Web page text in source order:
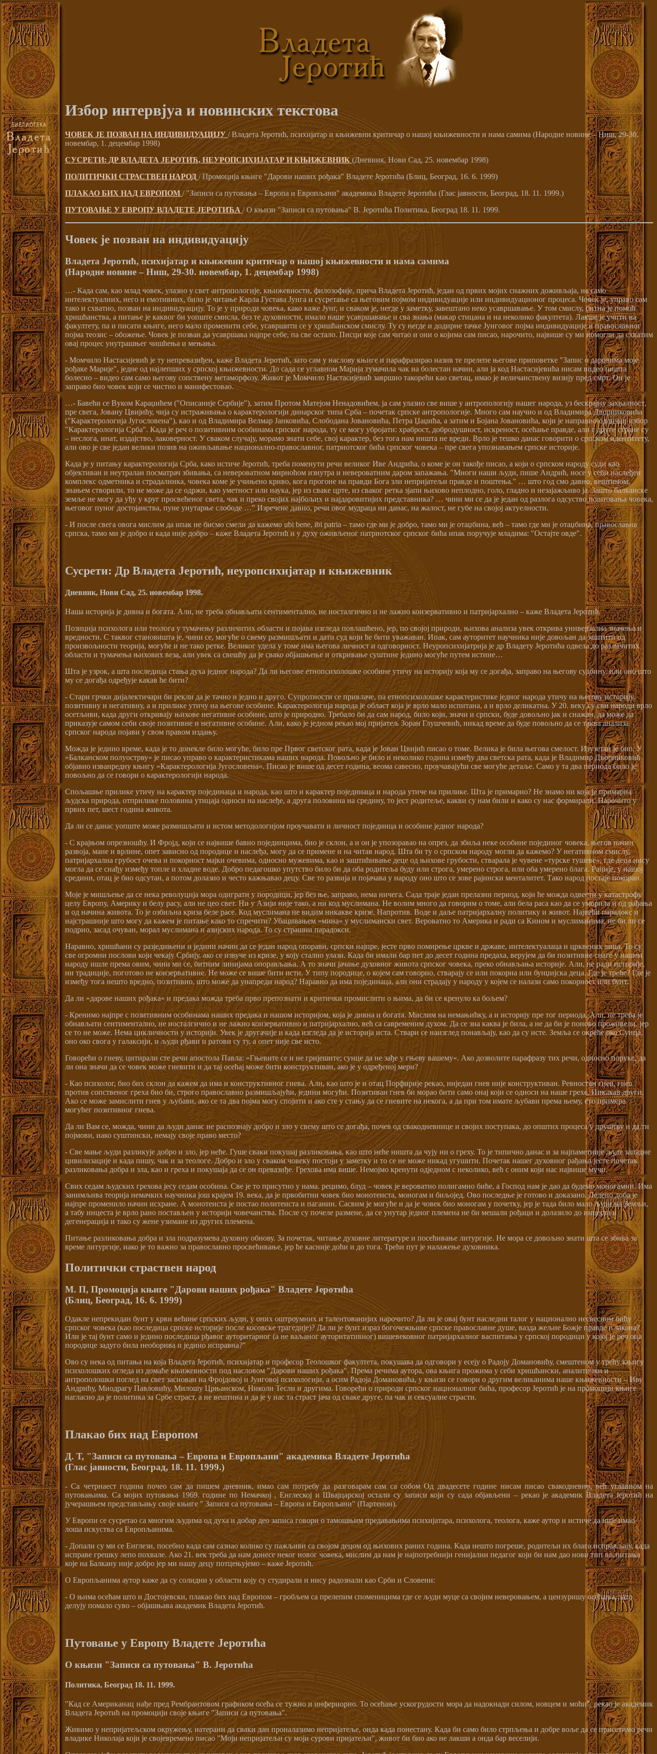
Избор интервјуа и новинских текстова
ЧОВЕК ЈЕ ПОЗВАН НА ИНДИВИДУАЦИЈУ / Владета Јеротић, психијатар и књижевни критичар о нашој књижевности и нама самима (Народне новине – Ниш, 29-30.
новембар, 1. децембар 1998)
СУСРЕТИ: ДР ВЛАДЕТА ЈЕРОТИЋ, НЕУРОПСИХИЈАТАР И КЊИЖЕВНИК (Дневник, Нови Сад, 25. новембар 1998)
ПОЛИТИЧКИ СТРАСТВЕН НАРОД / Промоција књиге "Дарови наших рођака" Владете Јеротића (Блиц, Београд, 16. 6. 1999)
ПЛАКАО БИХ НАД ЕВРОПОМ / "Записи са путовања – Европа и Европљани" академика Владете Јеротића (Глас јавности, Београд, 18. 11. 1999.)
ПУТОВАЊЕ У ЕВРОПУ ВЛАДЕТЕ ЈЕРОТИЋА / О књизи "Записи са путовања" В. Јеротића Политика, Београд 18. 11. 1999.
Човек је позван на индивидуацију
Владета Јеротић, психијатар и књижевни критичар о нашој књижевности и нама самима
(Народне новине – Ниш, 29-30. новембар, 1. децембар 1998)
…- Када сам, као млад човек, улазио у свет антропологије, књижевности, филозофије, прича Владета Јеротић, један од првих мојих снажних доживљаја, не само
интелектуалних, него и емотивних, било је читање Карла Густава Јунга и сусретање са његовим појмом индивидуације или индивидуационог процеса. Човек је, управо сам
тако и схватио, позван на индивидуацију. То је у природи човека, како каже Јунг, и сваком је, негде у заметку, завештано неко усавршавање. У том смислу, битна је помоћ
хришћанства, а питање је каквог би уопште смисла, без те духовности, имало наше усавршавање и сва знања (макар стицана и на неколико факултета). Лакше је учити на
факултету, па и писати књиге, него мало променити себе, усавршити се у хришћанском смислу. Ту су негде и додирне тачке Јунговог појма индивидуације и православног
појма теозис – обожење. Човек је позван да усавршава најпре себе, па све остало. Писци које сам читао и они о којима сам писао, нарочито, највише су ми помогли да схватим
овај процес унутрашњег чишћења и мењања.
- Момчило Настасијевић је ту непревазиђен, каже Владета Јеротић, зато сам у наслову књиге и парафразирао назив те прелепе његове приповетке "Запис о даровима моје
рођаке Марије", једне од најлепших у српској књижевности. До сада се углавном Марија тумачила чак на болестан начин, али ја код Настасијевића нисам видео ништа
болесно – видео сам само његову сопствену метаморфозу. Живот је Момчило Настасијевић завршио такорећи као светац, имао је величанствену визију пред смрт. Он је
заправо био човек који се чистио и манифестовао.
…- Бавећи се Вуком Караџићем ("Описаније Сербије"), затим Протом Матејом Ненадовићем, ја сам улазио све више у антропологију нашег народа, уз бескрајну захвалност,
пре свега, Јовану Цвијићу, чија су истраживања о карактерологији динарског типа Срба – почетак српске антропологије. Много сам научио и од Владимира Дворниковића
("Карактерологија Југословена"), као и од Владимира Велмар Јанковића, Слободана Јовановића, Петра Џаџића, а затим и Бојана Јовановића, који је направио одличан избор
"Карактерологија Срба". Када је реч о позитивним особинама српског народа, ту се могу убројати: храброст, добродушност, искреност, осећање правде, али с друге стране су
– неслога, инат, издајство, лаковерност. У сваком случају, морамо знати себе, свој карактер, без тога нам ништа не вреди. Врло је тешко данас говорити о српском идентитету,
али ово је све један велики позив на оживљавање национално-православног, патриотског бића српског човека – пре свега упознавањем српске историје.
Када је у питању карактерологија Срба, како истиче Јеротић, треба поменути речи великог Иве Андрића, о коме је он такође писао, а који о српском народу суди као
објективан и неутралан посматрач збивања, са невероватном мирноћом изнутра и невероватним даром запажања. "Многи наши људи, пише Андрић, носе у себи наслеђен
комплекс одметника и страдалника, човека коме је учињено криво, кога прогоне на правди Бога зли непријатељи правде и поштења." … што год смо давно, вештином,
знањем створили, то не може да се одржи, као уметност или наука, јер из сваке црте, из сваког ретка зјапи њихово неплодно, голо, гладно и незајажљиво ја. Зашто балканске
земље не могу да уђу у круг просвећеног света, чак и преко својих најбољих и најдаровитијих представника? … чини ми се да је један од разлога одсуство поштовања човека,
његовог пуног достојанства, пуне унутарње слободе …" Изречене давно, речи овог мудраца ни данас, на жалост, не губе на својој актуелности.
- И после свега овога мислим да ипак не бисмо смели да кажемо ubi bene, ibi patria – тамо где ми је добро, тамо ми је отаџбина, већ – тамо где ми је отаџбина, православна
српска, тамо ми је добро и када није добро – каже Владета Јеротић и у духу оживљеног патриотског српског бића ипак поручује младима: "Остајте овде".
Сусрети: Др Владета Јеротић, неуропсихијатар и књижевник
Дневник, Нови Сад, 25. новембар 1998.
Наша историја је дивна и богата. Али, не треба обнављати сентиментално, не носталгично и не лажно конзервативно и патријархално – каже Владета Јеротић.
Позиција психолога или теолога у тумачењу различитих области и појава изгледа повлашћено, јер, по својој природи, њихова анализа увек открива универзална значења и
вредности. С таквог становишта је, чини се, могуће о свему размишљати и дати суд који ће бити уважаван. Ипак, сам ауторитет научника није довољан да заштити од
произвољности теорија, могуће и не тако ретке. Великог удела у томе има његова личност и одговорност. Неуропсихијатрија је др Владету Јеротића одвела до различитих
области и тумачења њихових веза, али увек са свешћу да је свако објашњење и откривање суштине једино могуће путем истине…
Шта је узрок, а шта последица стања духа једног народа? Да ли његове етнопсихолошке особине утичу на историју која му се догађа, заправо на његову судбину, или оно што
му се догађа одређује какав ће бити?
- Стари грчки дијалектичари би рекли да је тачно и једно и друго. Супротности се привлаче, па етнопсихолошке карактеристике једног народа утичу на његову историју,
позитивну и негативну, а и прилике утичу на његове особине. Карактерологија народа је област која је врло мало испитана, а и врло деликатна. У 20. веку су сви народи врло
осетљиви, када други откривају њихове негативне особине, што је природно. Требало би да сам народ, било који, значи и српски, буде довољно јак и снажан, да може да
приказује самом себи своје позитивне и негативне особине. Али, како је једном рекао мој пријатељ Зоран Глушчевић, никад време да буде повољно да се таква анализа
српског народа појави у свом правом издању.
Можда је једино време, када је то донекле било могуће, било пре Првог светског рата, када је Јован Цвијић писао о томе. Велика је била његова смелост. Изузетан је био. У
»Балканском полуострву« је писао управо о карактеристикама наших народа. Повољно је било и неколико година између два светска рата, када је Владимир Дворниковић
објавио изванредну књигу »Карактерологија Југословена«. Писао је више од десет година, веома савесно, проучавајући све могуће детаље. Само у та два периода било је
повољно да се говори о карактерологији народа.
Спољашње прилике утичу на карактер појединаца и народа, као што и карактер појединаца и народа утиче на прилике. Шта је примарно? Не знамо ни која је примарна
људска природа, отприлике половина утицаја односи на наслеђе, а друга половина на средину, то јест родитеље, какви су нам били и како су нас формирали. Нарочито у
првих пет, шест година живота.
Да ли се данас уопште може размишљати и истом методологијом проучавати и личност појединца и особине једног народа?
- С крајњом опрезношћу. И Фројд, који се највише бавио појединцима, био је склон, а и он је упозоравао на опрез, да збиља неке особине појединог човека, његов начин
развоја, мане и врлине, опет зависно од породице и наслеђа, могу да се примене и на читав народ. Шта би ту о српском народу могли да кажемо? У негативном смислу,
патријархална грубост очева и покорност мајки очевима, односно мужевима, као и заштићивање деце од њихове грубости, стварала је чувене »турске тушеве«, где деца нису
могла да се снађу између топле и хладне воде. Добро педагошко упутство било би да оба родитеља буду или строга, умерено строга, или оба умерено блага. Раније, у нашој
средини, отац је био одсутан, а потом долазио и често кажњавао децу. Све то развија и појачава у народу оно што се зове рајински менталитет. Тако народ постаје покоран.
Моје је мишљење да се нека револуција мора одиграти у породици, јер без ње, заправо, нема ничега. Сада траје један прелазни период, који ће можда одвести у катастрофу
целу Европу, Америку и белу расу, али не цео свет. Ни у Азији није тако, а ни код муслимана. Не волим много да говорим о томе, али бела раса као да се уморила и од рађања
и од начина живота. То је озбиљна криза беле расе. Код муслимана не видим никакве кризе. Напротив. Воде и даље патријархалну политику и живот. Највећи парадокс и
најстрашније што могу да кажем је питање како то спречити? Убацивањем »мина« у муслимански свет. Вероватно то Америка и ради са Кином и муслиманима, не би ли се
подрио, засад очуван, морал муслимана и азијских народа. То су страшни парадокси.
Наравно, хришћани су разједињени и једини начин да се један народ опорави, српски најпре, јесте прво помирење цркве и државе, интелектуалаца и црквених лица. То су
све огромни послови који чекају Србију, ако се извуче из кризе, у коју стално улази. Када би имали бар пет до десет година предаха, верујем да би позитивне снаге у нашем
народу ишле према овим, чини ми се, битним линијама опорављања. А то значи јачање духовног живота српског човека, преко обнављања историје. Али, не ради историје,
ни традиције, поготово не конзервативне. Не може се више бити исти. У типу породице, о којем сам говорио, стварају се или покорна или бунџијска деца. Где је треће? Где је
између тога нешто вредно, позитивно, што може да унапреди народ? Наравно да има појединаца, али они страдају у народу у којем се налази само покорност или бунт.
Да ли »дарове наших рођака« и предака можда треба прво препознати и критички промислити о њима, да би се кренуло ка бољем?
- Кренимо најпре с позитивним особинама наших предака и нашом историјом, која је дивна и богата. Мислим на немањићку, а и историју пре тог периода. Али, не треба је
обнављати сентиментално, не носталгично и не лажно конзервативно и патријархално, већ са савременим духом. Да се зна каква је била, а не да би је поново проживели, јер
се то не може. Нема цикличности у историји. Увек је другачије и када изгледа да је историја иста. Ствари се наизглед понављају, као да су исте. Земља се окреће око Сунца,
оно око свога у галаксији, и људи рђави и ратови су ту, а опет није све исто.
Говорећи о гневу, цитирали сте речи апостола Павла: »Гњевите се и не гријешите; сунце да не зађе у гњеву вашему«. Ако дозволите парафразу тих речи, односно поруке, да
ли она значи да се човек може гневити и да тај осећај може бити конструктиван, ако је у одређеној мери?
- Као психолог, био бих склон да кажем да има и конструктивног гнева. Али, као што је и отац Порфирије рекао, ниједан гнев није конструктиван. Ревностан гнев, гнев
против сопственог греха био би, строго православно размишљајући, једини могући. Позитиван гнев би морао бити само онај који се односи на наше грехе. Никакав други.
Ако се може замислити гнев у љубави, ако се та два појма могу спојити и ако сте у стању да се гневите на некога, а да при том имате љубави према њему, ето примера
могућег позитивног гнева.
Да ли Вам се, можда, чини да људи данас не распознају добро и зло у свему што се догађа, почев од свакодневнице и својих поступака, до општих процеса у друштву и да ти
појмови, иако суштински, немају своје право место?
- Све мање људи разликује добро и зло, јер неће. Гуше сваки покушај разликовања, као што неће ништа да чују ни о греху. То је типично данас и за најпаметније људе западне
цивилизације и када пишу, чак и за теологе. Добро и зло у сваком човеку постоји у заметку и то се не може никад угушити. Почетак нашег духовног рађања јесте почетак
разликовања добра и зла, као и греха и покушаја да се он превазиђе. Грехова има више. Немојмо кренути одједном с неколико, већ с оним који нас највише мучи.
Свих седам људских грехова јесу седам особина. Све је то присутно у нама. рецимо, блуд – човек је вероватно полигамно биће, а Господ нам је дао да будемо моногамни. Има
занимљива теорија немачких научника још крајем 19. века, да је првобитни човек био монотеиста, моногам и биљојед. Ово последње је готово и доказано. Ледено доба је
најпре променило начин исхране. А монотеиста је постао политеиста и паганин. Сасвим је могуће и да је човек био моногам у почетку, јер је тада било мало људи на Земљи,
а табу инцеста је врло рано постављен у историји човечанства. После су почеле размене, да се унутар једног племена не би мешали рођаци и долазило до инцеста и
дегенерација и тако су жене узимане из других племена.
Питање разликовања добра и зла подразумева духовну обнову. За почетак, читање духовне литературе и посећивање литургије. Не мора се довољно знати шта се збива за
време литургије, иако је то важно за православно просвећивање, јер ће касније доћи и до тога. Трећи пут је налажење духовника.
Политички страствен народ
М. П, Промоција књиге "Дарови наших рођака" Владете Јеротића
(Блиц, Београд, 16. 6. 1999)
Одакле непрекидан бунт у крви већине српских људи, у оних оштроумних и талентованијих нарочито? Да ли је овај бунт наследни талог у национално несвесном бићу
српског човека (као последица српске историје после косовске трагедије)? Да ли је бунт израз богочежњиве српске православне душе, вазда жељне Божје правде и закона?
Или је тај бунт само и једино последица рђавог ауторитарног (а не ваљаног ауторитативног) вишевековног патријархалног васпитања у српској породици у којој је реч оца
породице задуго била необорива и једино исправна?"
Ово су нека од питања на која Владета Јеротић, психијатар и професор Теолошког факултета, покушава да одговори у есеју о Радоју Домановићу, смештеном у трећу књигу
психолошких огледа из домаће књижевности под насловом "Дарови наших рођака". Према речима аутора, ова књига прожима у себи хришћански, аналитички и
антрополошки поглед на свет заснован на Фројдовој и Јунговој психологији, а осим Радоја Домановића, у књизи се говори о другим великанима наше књижевности – Иву
Андрићу, Миодрагу Павловићу, Милошу Црњанском, Николи Тесли и другима. Говорећи о природи српског националног бића, професор Јеротић је на промоцији књиге
нагласио да је политика за Србе страст, а не вештина и да је у нас та страст јача од сваке друге, па чак и сексуалне страсти.
Плакао бих над Европом
Д. Т, "Записи са путовања – Европа и Европљани" академика Владете Јеротића
(Глас јавности, Београд, 18. 11. 1999.)
- Са четрнаест година почео сам да пишем дневник, имао сам потребу да разговарам сам са собом Од двадесете године нисам писао свакодневно, већ углавном на
путовањима. Са мојих путовања 1969. године по Немачкој , Енглеској и Швајцарској остали су записи који су сада објављени – рекао је академик Владета Јеротић на
јучерашњем представљању своје књиге " Записи са путовања – Европа и Европљани" (Партенон).
У Европи се сусретао са многим људима од духа и добар део записа говори о тамошњим предавањима психијатара, психолога, теолога, каже аутор и истиче да није имао
лоша искуства са Европљанима.
- Допали су ми се Енглези, посебно када сам сазнао колико су пажљиви са својом децом од њихових раних година. Када нешто погреше, родитељи их благо исправљају, када
исправе грешку лепо похвале. Ако 21. век треба да нам донесе неког новог човека, мислим да нам је најпотребнији генијални педагог који би нам дао нови тип васпитања
које на Балкану није добро јер ми нашу децу потцењујемо – каже Јеротић.
О Европљанима аутор каже да су солидни у области коју су студирали и нису радознали као Срби и Словени:
- О њима осећам што и Достојевски, плакао бих над Европом – гробљем са прелепим споменицима где се људи муце са својим неверовањем, а цензуришу осећања, зато
делују помало суво – објашњава академик Владета Јеротић.
Путовање у Европу Владете Јеротића
О књизи "Записи са путовања" В. Јеротића
Политика, Београд 18. 11. 1999.
"Кад се Американац нађе пред Рембрантовом графиком осећа се тужно и инфериорно. То осећање ускогрудости мора да надокнади силом, новцем и моћи", рекао је академик
Владета Јеротић на промоцији своје књиге "Записи са путовања".
Живимо у непријатељском окружењу, натерани да сваки дан проналазимо непријатеље, онда када понестану. Када би само било стрпљења и добре воље да се присетимо речи
владике Николаја који је својевремено писао "Моји непријатељи су моји сурови пријатељи", живот би био ако не лакши а онда бар веселији.